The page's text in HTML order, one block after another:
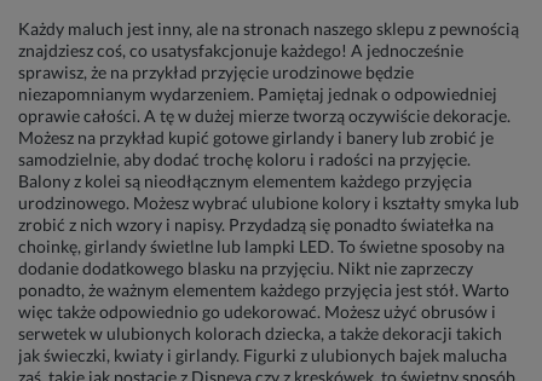
Każdy maluch jest inny, ale na stronach naszego sklepu z pewnością
znajdziesz coś, co usatysfakcjonuje każdego! A jednocześnie
sprawisz, że na przykład przyjęcie urodzinowe będzie
niezapomnianym wydarzeniem. Pamiętaj jednak o odpowiedniej
oprawie całości. A tę w dużej mierze tworzą oczywiście dekoracje.
Możesz na przykład kupić gotowe girlandy i banery lub zrobić je
samodzielnie, aby dodać trochę koloru i radości na przyjęcie.
Balony z kolei są nieodłącznym elementem każdego przyjęcia
urodzinowego. Możesz wybrać ulubione kolory i kształty smyka lub
zrobić z nich wzory i napisy. Przydadzą się ponadto światełka na
choinkę, girlandy świetlne lub lampki LED. To świetne sposoby na
dodanie dodatkowego blasku na przyjęciu. Nikt nie zaprzeczy
ponadto, że ważnym elementem każdego przyjęcia jest stół. Warto
więc także odpowiednio go udekorować. Możesz użyć obrusów i
serwetek w ulubionych kolorach dziecka, a także dekoracji takich
jak świeczki, kwiaty i girlandy. Figurki z ulubionych bajek malucha
zaś, takie jak postacie z Disneya czy z kreskówek, to świetny sposób